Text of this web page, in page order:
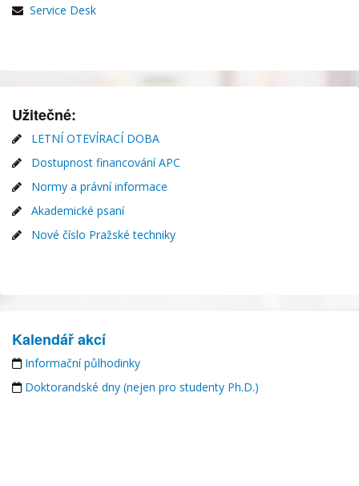
Service Desk
Užitečné:
LETNÍ OTEVÍRACÍ DOBA
Dostupnost financování APC
Normy a právní informace
Akademické psaní
Nové číslo Pražské techniky
Kalendář akcí
Informační půlhodinky
Doktorandské dny (nejen pro studenty Ph.D.)